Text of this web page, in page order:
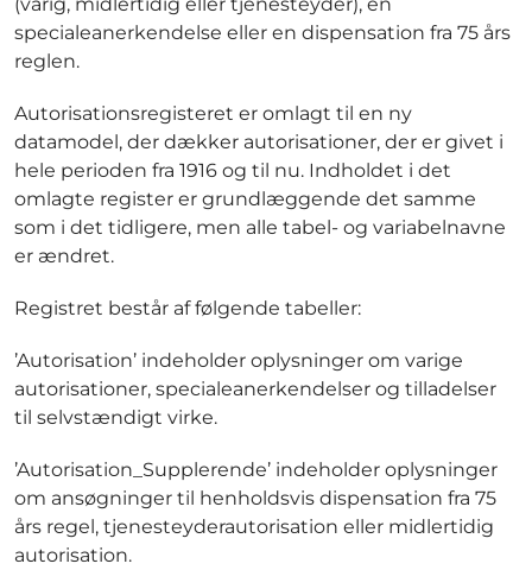
(varig, midlertidig eller tjenesteyder), en
specialeanerkendelse eller en dispensation fra 75 års
reglen.
Autorisationsregisteret er omlagt til en ny
datamodel, der dækker autorisationer, der er givet i
hele perioden fra 1916 og til nu. Indholdet i det
omlagte register er grundlæggende det samme
som i det tidligere, men alle tabel- og variabelnavne
er ændret.
Registret består af følgende tabeller:
’Autorisation’ indeholder oplysninger om varige
autorisationer, specialeanerkendelser og tilladelser
til selvstændigt virke.
’Autorisation_Supplerende’ indeholder oplysninger
om ansøgninger til henholdsvis dispensation fra 75
års regel, tjenesteyderautorisation eller midlertidig
autorisation.